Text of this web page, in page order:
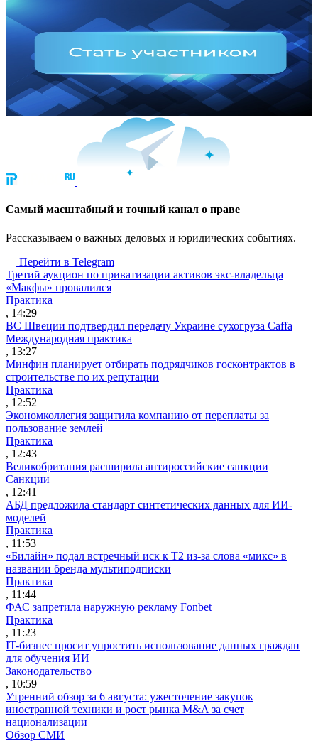
Cамый масштабный и точный канал о праве
Рассказываем о важных деловых и юридических событиях.
Перейти в Telegram
Третий аукцион по приватизации активов экс-владельца
«Макфы» провалился
Практика
, 14:29
ВС Швеции подтвердил передачу Украине сухогруза Caffa
Международная практика
, 13:27
Минфин планирует отбирать подрядчиков госконтрактов в
строительстве по их репутации
Практика
, 12:52
Экономколлегия защитила компанию от переплаты за
пользование землей
Практика
, 12:43
Великобритания расширила антироссийские санкции
Санкции
, 12:41
АБД предложила стандарт синтетических данных для ИИ-
моделей
Практика
, 11:53
«Билайн» подал встречный иск к Т2 из-за слова «микс» в
названии бренда мультиподписки
Практика
, 11:44
ФАС запретила наружную рекламу Fonbet
Практика
, 11:23
IT-бизнес просит упростить использование данных граждан
для обучения ИИ
Законодательство
, 10:59
Утренний обзор за 6 августа: ужесточение закупок
иностранной техники и рост рынка M&A за счет
национализации
Обзор СМИ